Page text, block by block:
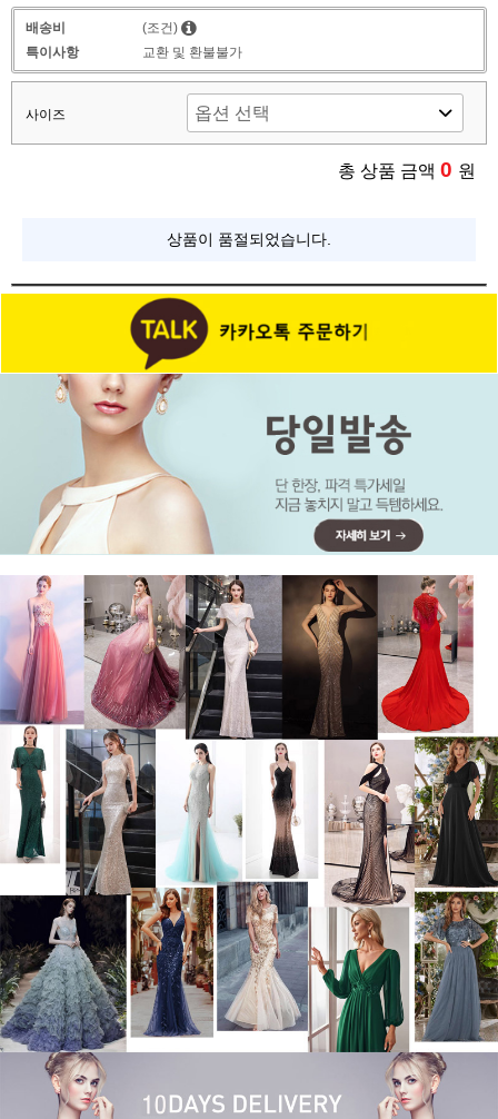
배송비
(조건)
특이사항
교환 및 환불불가
사이즈
총 상품 금액 0 원
상품이 품절되었습니다.